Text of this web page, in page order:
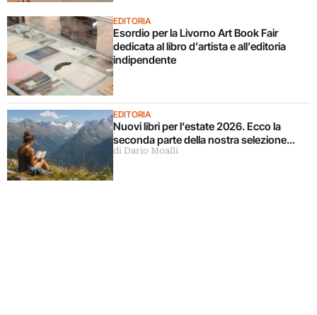
EDITORIA
Esordio per la Livorno Art Book Fair
dedicata al libro d’artista e all’editoria
indipendente
EDITORIA
Nuovi libri per l’estate 2026. Ecco la
seconda parte della nostra selezione…
di Dario Moalli